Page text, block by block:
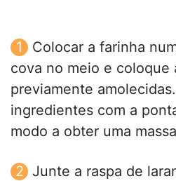
Colocar a farinha
cova no meio e coloque
previamente
ingredientes com a
modo a obter uma
Junte a raspa de